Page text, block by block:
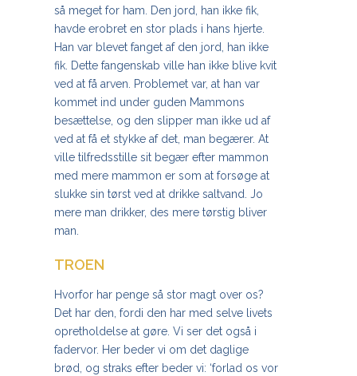
så meget for ham. Den jord, han ikke fik,
havde erobret en stor plads i hans hjerte.
Han var blevet fanget af den jord, han ikke
fik. Dette fangenskab ville han ikke blive kvit
ved at få arven. Problemet var, at han var
kommet ind under guden Mammons
besættelse, og den slipper man ikke ud af
ved at få et stykke af det, man begærer. At
ville tilfredsstille sit begær efter mammon
med mere mammon er som at forsøge at
slukke sin tørst ved at drikke saltvand. Jo
mere man drikker, des mere tørstig bliver
man.
TROEN
Hvorfor har penge så stor magt over os?
Det har den, fordi den har med selve livets
opretholdelse at gøre. Vi ser det også i
fadervor. Her beder vi om det daglige
brød, og straks efter beder vi: ‘forlad os vor